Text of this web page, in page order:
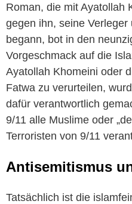
Roman, die mit Ayatollah
gegen ihn, seine
begann, bot in den
Vorgeschmack auf die
Ayatollah Khomeini oder
Fatwa zu verurteilen,
dafür verantwortlich
9/11 alle Muslime oder
Terroristen von 9/11
Antisemitismus
Tatsächlich ist die